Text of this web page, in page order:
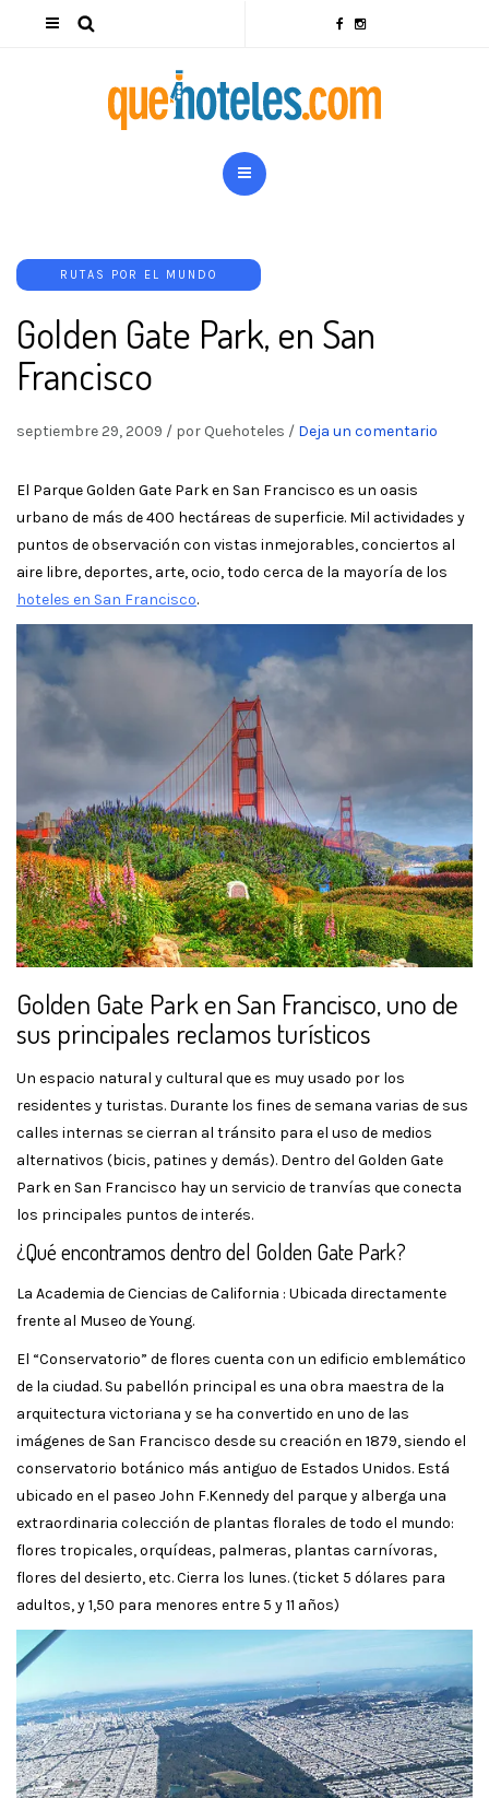
RUTAS POR EL MUNDO
Golden Gate Park, en San
Francisco
septiembre 29, 2009 / por Quehoteles / Deja un comentario
El Parque Golden Gate Park en San Francisco es un oasis
urbano de más de 400 hectáreas de superficie. Mil actividades y
puntos de observación con vistas inmejorables, conciertos al
aire libre, deportes, arte, ocio, todo cerca de la mayoría de los
hoteles en San Francisco.
Golden Gate Park en San Francisco, uno de
sus principales reclamos turísticos
Un espacio natural y cultural que es muy usado por los
residentes y turistas. Durante los fines de semana varias de sus
calles internas se cierran al tránsito para el uso de medios
alternativos (bicis, patines y demás). Dentro del Golden Gate
Park en San Francisco hay un servicio de tranvías que conecta
los principales puntos de interés.
¿Qué encontramos dentro del Golden Gate Park?
La Academia de Ciencias de California : Ubicada directamente
frente al Museo de Young.
El “Conservatorio” de flores cuenta con un edificio emblemático
de la ciudad. Su pabellón principal es una obra maestra de la
arquitectura victoriana y se ha convertido en uno de las
imágenes de San Francisco desde su creación en 1879, siendo el
conservatorio botánico más antiguo de Estados Unidos. Está
ubicado en el paseo John F.Kennedy del parque y alberga una
extraordinaria colección de plantas florales de todo el mundo:
flores tropicales, orquídeas, palmeras, plantas carnívoras,
flores del desierto, etc. Cierra los lunes. (ticket 5 dólares para
adultos, y 1,50 para menores entre 5 y 11 años)